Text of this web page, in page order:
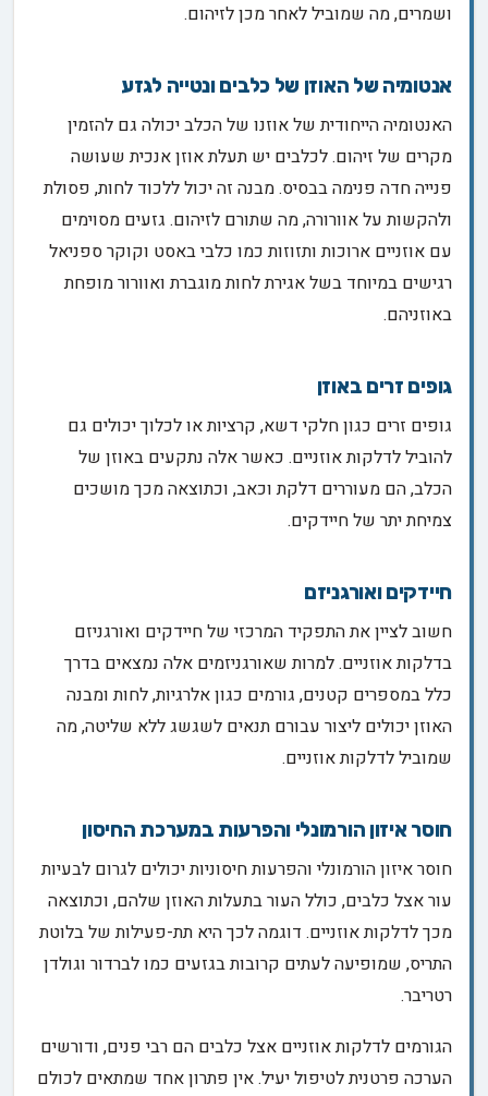
ושמרים, מה שמוביל לאחר מכן לזיהום.
אנטומיה של האוזן של כלבים ונטייה לגזע
האנטומיה הייחודית של אוזנו של הכלב יכולה גם להזמין
מקרים של זיהום. לכלבים יש תעלת אוזן אנכית שעושה
פנייה חדה פנימה בבסיס. מבנה זה יכול ללכוד לחות, פסולת
ולהקשות על אוורורה, מה שתורם לזיהום. גזעים מסוימים
עם אוזניים ארוכות ותזוזות כמו כלבי באסט וקוקר ספניאל
רגישים במיוחד בשל אגירת לחות מוגברת ואוורור מופחת
באוזניהם.
גופים זרים באוזן
גופים זרים כגון חלקי דשא, קרציות או לכלוך יכולים גם
להוביל לדלקות אוזניים. כאשר אלה נתקעים באוזן של
הכלב, הם מעוררים דלקת וכאב, וכתוצאה מכך מושכים
צמיחת יתר של חיידקים.
חיידקים ואורגניזם
חשוב לציין את התפקיד המרכזי של חיידקים ואורגניזם
בדלקות אוזניים. למרות שאורגניזמים אלה נמצאים בדרך
כלל במספרים קטנים, גורמים כגון אלרגיות, לחות ומבנה
האוזן יכולים ליצור עבורם תנאים לשגשג ללא שליטה, מה
שמוביל לדלקות אוזניים.
חוסר איזון הורמונלי והפרעות במערכת החיסון
חוסר איזון הורמונלי והפרעות חיסוניות יכולים לגרום לבעיות
עור אצל כלבים, כולל העור בתעלות האוזן שלהם, וכתוצאה
מכך לדלקות אוזניים. דוגמה לכך היא תת-פעילות של בלוטת
התריס, שמופיעה לעתים קרובות בגזעים כמו לברדור וגולדן
רטריבר.
הגורמים לדלקות אוזניים אצל כלבים הם רבי פנים, ודורשים
הערכה פרטנית לטיפול יעיל. אין פתרון אחד שמתאים לכולם